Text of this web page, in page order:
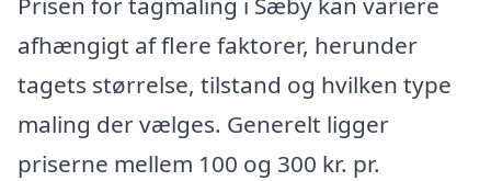
afhængigt af flere faktorer, herunder
tagets størrelse, tilstand og hvilken type
maling der vælges. Generelt ligger
priserne mellem 100 og 300 kr. pr.